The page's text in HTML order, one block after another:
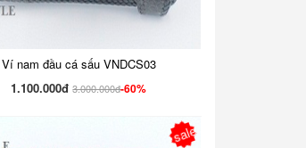
Ví nam đầu cá sấu VNDCS03
1.100.000đ 3.000.000đ-60%
sale